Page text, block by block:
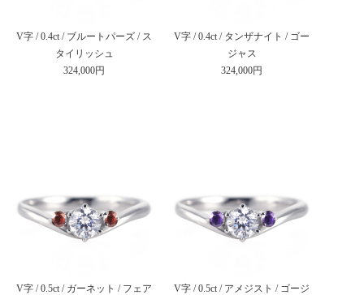
V字 / 0.4ct / ブルートパーズ / ス
タイリッシュ
324,000円
V字 / 0.4ct / タンザナイト / ゴー
ジャス
324,000円
V字 / 0.5ct / ガーネット / フェア
V字 / 0.5ct / アメジスト / ゴージ